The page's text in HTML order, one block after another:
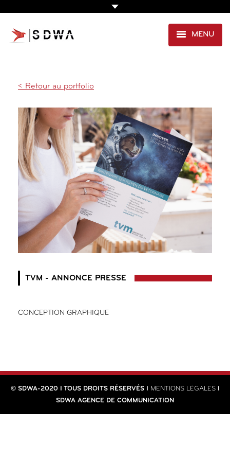
MENU
PRESTATIONS
EXPERTISE SANTÉ
PORTFOLIO
CLIENTS
CONTACT
CRÉATION & EDITION
< Retour au portfolio
TVM - ANNONCE PRESSE
CONCEPTION GRAPHIQUE
© SDWA-2020 I TOUS DROITS RÉSERVÉS I MENTIONS LÉGALESI
SDWA AGENCE DE COMMUNICATION